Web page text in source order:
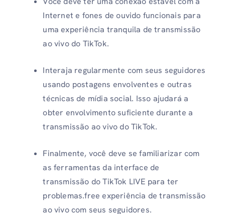
Internet e fones de ouvido funcionais para
uma experiência tranquila de transmissão
ao vivo do TikTok.
Interaja regularmente com seus seguidores
usando postagens envolventes e outras
técnicas de mídia social. Isso ajudará a
obter envolvimento suficiente durante a
transmissão ao vivo do TikTok.
Finalmente, você deve se familiarizar com
as ferramentas da interface de
transmissão do TikTok LIVE para ter
problemas.free experiência de transmissão
ao vivo com seus seguidores.